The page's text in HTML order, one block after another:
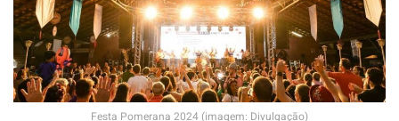
Festa Pomerana 2024 (imagem: Divulgação)